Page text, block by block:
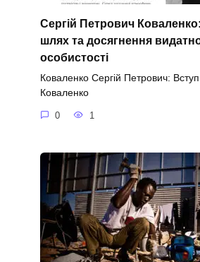
Сергій Петрович
шлях та досягнення
особистості
Коваленко Сергій Петрович:
Коваленко
0 1